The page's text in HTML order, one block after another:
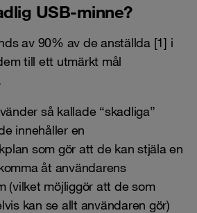
USB-minne?
av 90% av de anställda [1] i
till ett utmärkt mål
så kallade “skadliga”
innehåller en
som gör att de kan stjäla en
åt användarens
(vilket möjliggör att de som
kan se allt användaren gör)